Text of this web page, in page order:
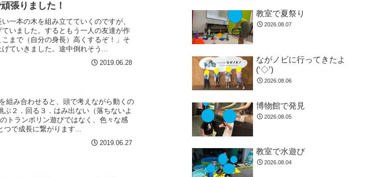
張りました！
一本の木を組み立てていくのですが、
いました。するともう一人の友達が作
まで（自分の身長）高くするぞ！」そ
ていきました。途中倒れそう...
2019.06.28
組み合わせると、頭で考えながら動くの
ぶ２．回る３．はみ出ない（落ちないよ
トランポリン遊びではなく、色々な感
で成長に繋がります...
2019.06.27
教室で夏祭り
2026.08.07
ながノビに行ってきたよ
(‘◇’)ゞ
2026.08.06
博物館で発見
2026.08.05
教室で水遊び
2026.08.04